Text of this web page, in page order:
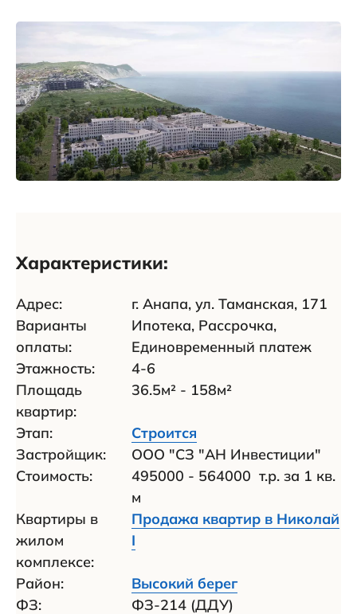
Характеристики:
Адрес:
г. Анапа, ул. Таманская, 171
Варианты
оплаты:
Ипотека, Рассрочка,
Единовременный платеж
Этажность:
4-6
Площадь
квартир:
36.5м² - 158м²
Этап:
Строится
Застройщик:
ООО "СЗ "АН Инвестиции"
Стоимость:
495000 - 564000 т.р. за 1 кв.
м
Квартиры в
жилом
комплексе:
Продажа квартир в Николай
I
Район:
Высокий берег
ФЗ:
ФЗ-214 (ДДУ)